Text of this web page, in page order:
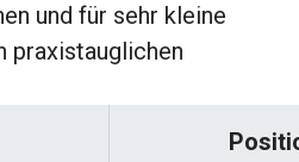
und für sehr kleine
praxistauglichen